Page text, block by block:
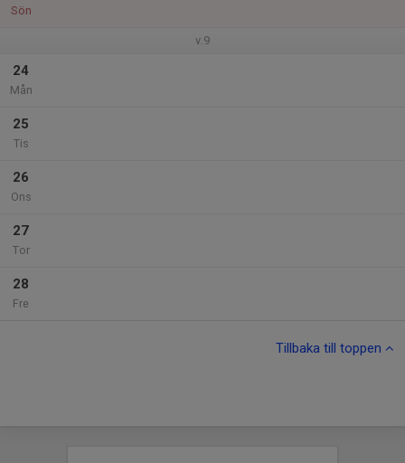
Sön
v.9
24
Mån
25
Tis
26
Ons
27
Tor
28
Fre
Tillbaka till toppen